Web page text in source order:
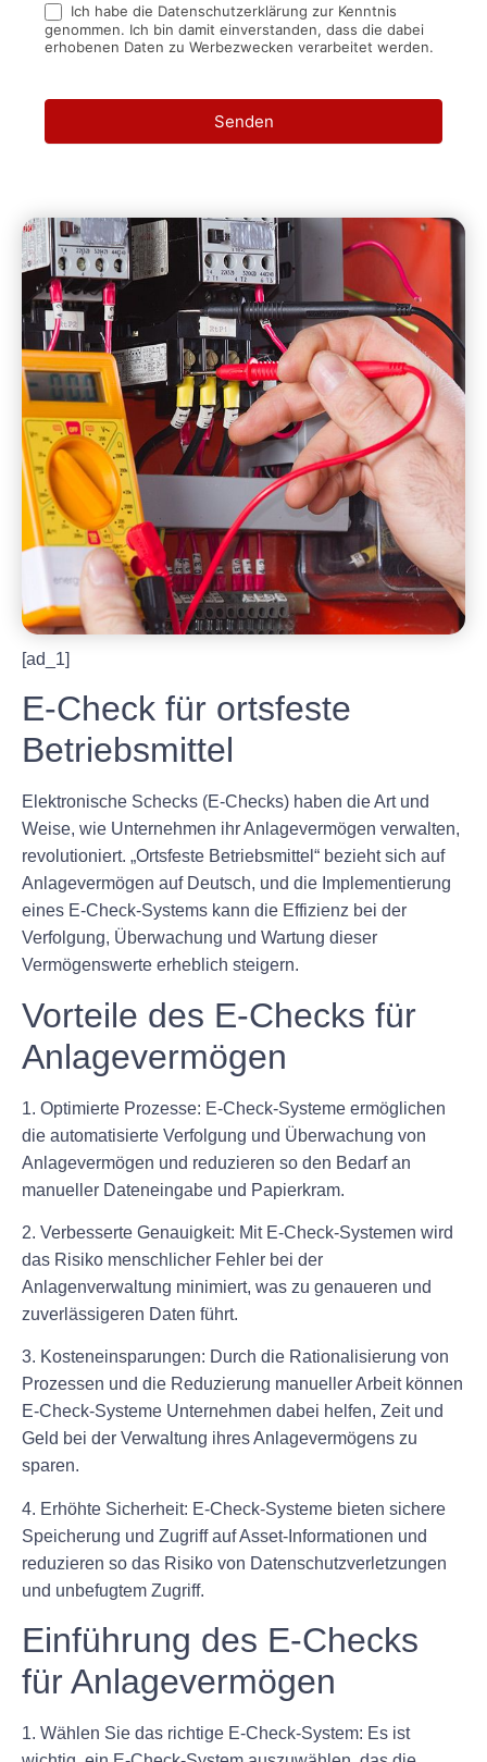
Ich habe die Datenschutzerklärung zur Kenntnis
genommen. Ich bin damit einverstanden, dass die dabei
erhobenen Daten zu Werbezwecken verarbeitet werden.
Senden
[ad_1]
E-Check für ortsfeste
Betriebsmittel
Elektronische Schecks (E-Checks) haben die Art und
Weise, wie Unternehmen ihr Anlagevermögen verwalten,
revolutioniert. „Ortsfeste Betriebsmittel“ bezieht sich auf
Anlagevermögen auf Deutsch, und die Implementierung
eines E-Check-Systems kann die Effizienz bei der
Verfolgung, Überwachung und Wartung dieser
Vermögenswerte erheblich steigern.
Vorteile des E-Checks für
Anlagevermögen
1. Optimierte Prozesse: E-Check-Systeme ermöglichen
die automatisierte Verfolgung und Überwachung von
Anlagevermögen und reduzieren so den Bedarf an
manueller Dateneingabe und Papierkram.
2. Verbesserte Genauigkeit: Mit E-Check-Systemen wird
das Risiko menschlicher Fehler bei der
Anlagenverwaltung minimiert, was zu genaueren und
zuverlässigeren Daten führt.
3. Kosteneinsparungen: Durch die Rationalisierung von
Prozessen und die Reduzierung manueller Arbeit können
E-Check-Systeme Unternehmen dabei helfen, Zeit und
Geld bei der Verwaltung ihres Anlagevermögens zu
sparen.
4. Erhöhte Sicherheit: E-Check-Systeme bieten sichere
Speicherung und Zugriff auf Asset-Informationen und
reduzieren so das Risiko von Datenschutzverletzungen
und unbefugtem Zugriff.
Einführung des E-Checks
für Anlagevermögen
1. Wählen Sie das richtige E-Check-System: Es ist